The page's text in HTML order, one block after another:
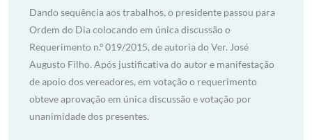
Dando sequência aos trabalhos, o presidente passou para
Ordem do Dia colocando em única discussão o
Requerimento n.º 019/2015, de autoria do Ver. José
Augusto Filho. Após justificativa do autor e manifestação
de apoio dos vereadores, em votação o requerimento
obteve aprovação em única discussão e votação por
unanimidade dos presentes.